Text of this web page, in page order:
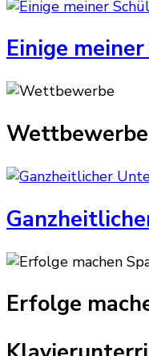
Einige
Wettbewerbe
Erfolge